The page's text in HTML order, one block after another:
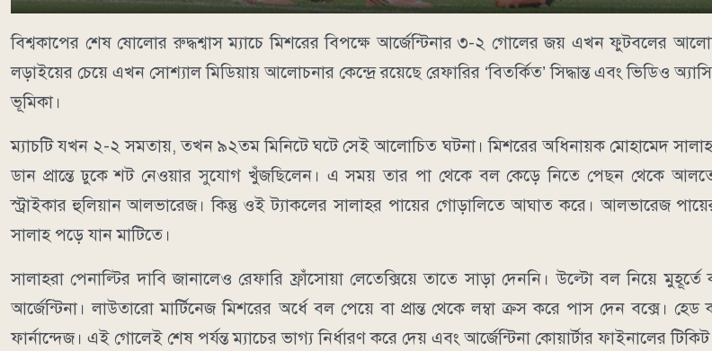
বিশ্বকাপের শেষ ষোলোর রুদ্ধশ্বাস ম্যাচে মিশরের বিপক্ষে আর্জেন্টিনার ৩-২ গোলের জয় এখন ফুটবলের
লড়াইয়ের চেয়ে এখন সোশ্যাল মিডিয়ায় আলোচনার কেন্দ্রে রয়েছে রেফারির ‘বিতর্কিত’ সিদ্ধান্ত এবং ভিডিও
ভূমিকা।
ম্যাচটি যখন ২-২ সমতায়, তখন ৯২তম মিনিটে ঘটে সেই আলোচিত ঘটনা। মিশরের অধিনায়ক মোহামেদ সালাহ
ডান প্রান্তে ঢুকে শট নেওয়ার সুযোগ খুঁজছিলেন। এ সময় তার পা থেকে বল কেড়ে নিতে পেছন থেকে
স্ট্রাইকার হুলিয়ান আলভারেজ। কিন্তু ওই ট্যাকলের সালাহর পায়ের গোড়ালিতে আঘাত করে। আলভারেজ
সালাহ পড়ে যান মাটিতে।
সালাহরা পেনাল্টির দাবি জানালেও রেফারি ফ্রাঁসোয়া লেতেক্সিয়ে তাতে সাড়া দেননি। উল্টো বল নিয়ে
আর্জেন্টিনা। লাউতারো মার্টিনেজ মিশরের অর্ধে বল পেয়ে বা প্রান্ত থেকে লম্বা ক্রস করে পাস দেন বক্সে।
ফার্নান্দেজ। এই গোলেই শেষ পর্যন্ত ম্যাচের ভাগ্য নির্ধারণ করে দেয় এবং আর্জেন্টিনা কোয়ার্টার ফাইনালের